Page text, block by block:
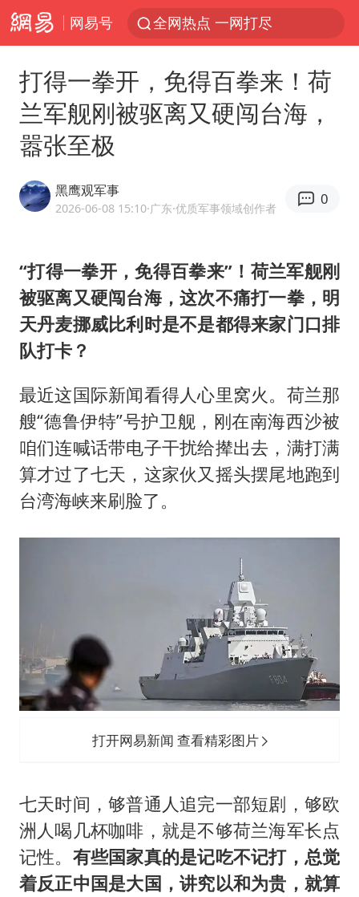
网易号 全网热点 一网打尽
打得一拳开，免得百拳来！荷
兰军舰刚被驱离又硬闯台海，
嚣张至极
黑鹰观军事
2026-06-08 15:10·广东·优质军事领域创作者
0
“打得一拳开，免得百拳来”！荷兰军舰刚
被驱离又硬闯台海，这次不痛打一拳，明
天丹麦挪威比利时是不是都得来家门口排
队打卡？
最近这国际新闻看得人心里窝火。荷兰那
艘“德鲁伊特”号护卫舰，刚在南海西沙被
咱们连喊话带电子干扰给撵出去，满打满
算才过了七天，这家伙又摇头摆尾地跑到
台湾海峡来刷脸了。
打开网易新闻 查看精彩图片
七天时间，够普通人追完一部短剧，够欧
洲人喝几杯咖啡，就是不够荷兰海军长点
记性。 有些国家真的是记吃不记打，总觉
着反正中国是大国，讲究以和为贵，就算